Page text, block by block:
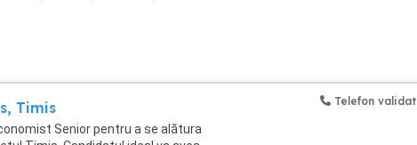
Timis
Senior pentru a se alătura
Telefon validat